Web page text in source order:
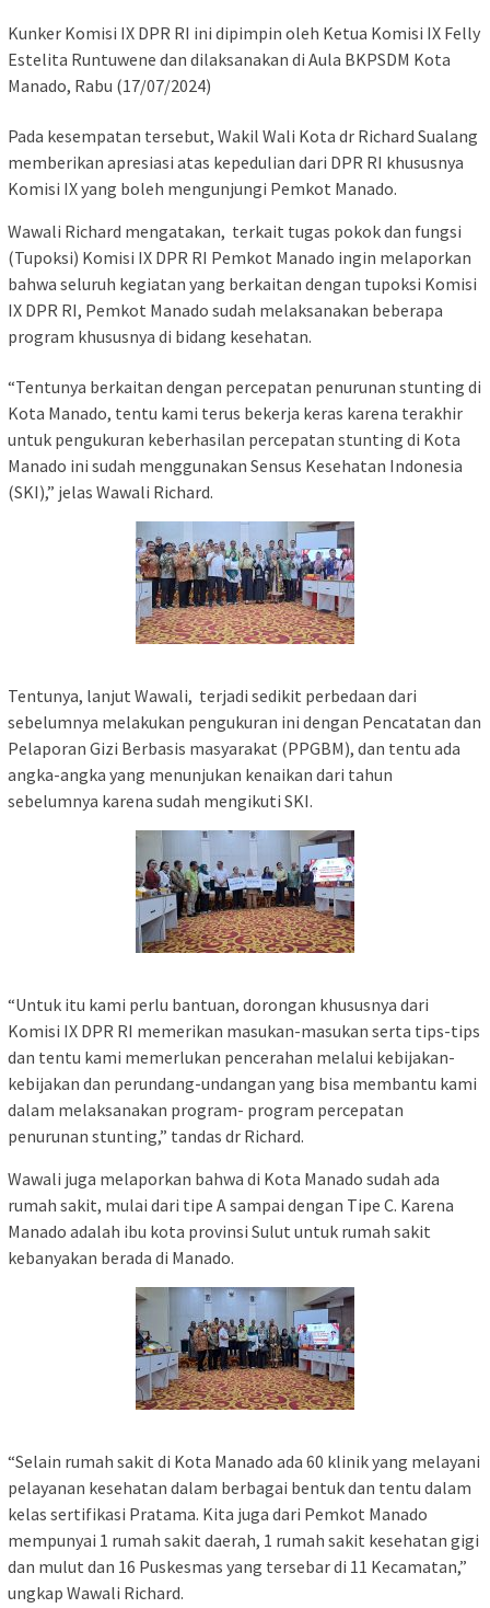
Kunker Komisi IX DPR RI ini dipimpin oleh Ketua Komisi IX Felly
Estelita Runtuwene dan dilaksanakan di Aula BKPSDM Kota
Manado, Rabu (17/07/2024)
Pada kesempatan tersebut, Wakil Wali Kota dr Richard Sualang
memberikan apresiasi atas kepedulian dari DPR RI khususnya
Komisi IX yang boleh mengunjungi Pemkot Manado.
Wawali Richard mengatakan, terkait tugas pokok dan fungsi
(Tupoksi) Komisi IX DPR RI Pemkot Manado ingin melaporkan
bahwa seluruh kegiatan yang berkaitan dengan tupoksi Komisi
IX DPR RI, Pemkot Manado sudah melaksanakan beberapa
program khususnya di bidang kesehatan.
“Tentunya berkaitan dengan percepatan penurunan stunting di
Kota Manado, tentu kami terus bekerja keras karena terakhir
untuk pengukuran keberhasilan percepatan stunting di Kota
Manado ini sudah menggunakan Sensus Kesehatan Indonesia
(SKI),” jelas Wawali Richard.
Tentunya, lanjut Wawali, terjadi sedikit perbedaan dari
sebelumnya melakukan pengukuran ini dengan Pencatatan dan
Pelaporan Gizi Berbasis masyarakat (PPGBM), dan tentu ada
angka-angka yang menunjukan kenaikan dari tahun
sebelumnya karena sudah mengikuti SKI.
“Untuk itu kami perlu bantuan, dorongan khususnya dari
Komisi IX DPR RI memerikan masukan-masukan serta tips-tips
dan tentu kami memerlukan pencerahan melalui kebijakan-
kebijakan dan perundang-undangan yang bisa membantu kami
dalam melaksanakan program- program percepatan
penurunan stunting,” tandas dr Richard.
Wawali juga melaporkan bahwa di Kota Manado sudah ada
rumah sakit, mulai dari tipe A sampai dengan Tipe C. Karena
Manado adalah ibu kota provinsi Sulut untuk rumah sakit
kebanyakan berada di Manado.
“Selain rumah sakit di Kota Manado ada 60 klinik yang melayani
pelayanan kesehatan dalam berbagai bentuk dan tentu dalam
kelas sertifikasi Pratama. Kita juga dari Pemkot Manado
mempunyai 1 rumah sakit daerah, 1 rumah sakit kesehatan gigi
dan mulut dan 16 Puskesmas yang tersebar di 11 Kecamatan,”
ungkap Wawali Richard.